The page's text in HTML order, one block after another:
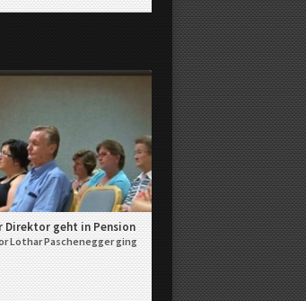
Direktor geht in Pension
Lothar Paschenegger ging